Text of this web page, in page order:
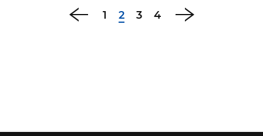
1 2 3 4